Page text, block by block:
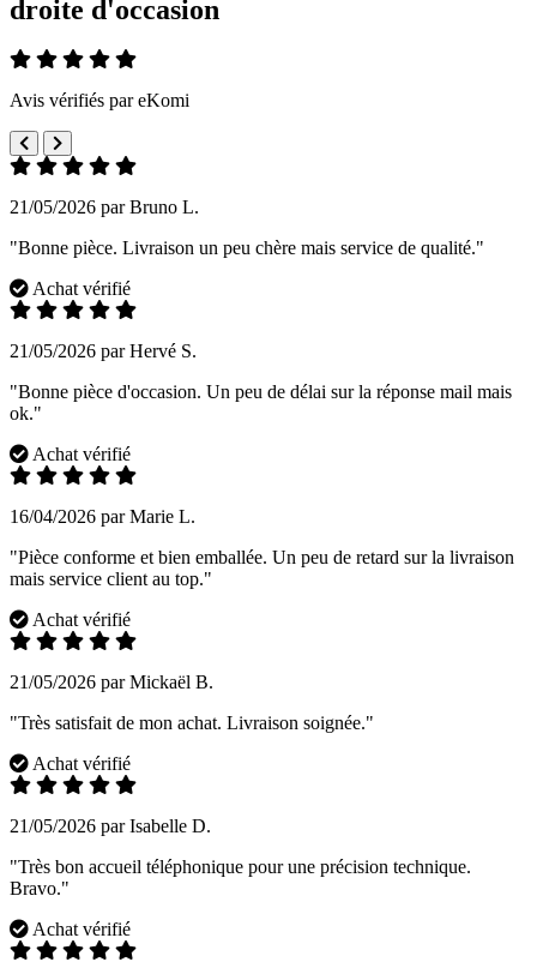
droite d'occasion
Avis vérifiés par eKomi
21/05/2026 par Bruno L.
"Bonne pièce. Livraison un peu chère mais service de qualité."
Achat vérifié
21/05/2026 par Hervé S.
"Bonne pièce d'occasion. Un peu de délai sur la réponse mail mais
ok."
Achat vérifié
16/04/2026 par Marie L.
"Pièce conforme et bien emballée. Un peu de retard sur la livraison
mais service client au top."
Achat vérifié
21/05/2026 par Mickaël B.
"Très satisfait de mon achat. Livraison soignée."
Achat vérifié
21/05/2026 par Isabelle D.
"Très bon accueil téléphonique pour une précision technique.
Bravo."
Achat vérifié